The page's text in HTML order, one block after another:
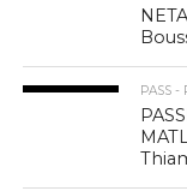
PASS -